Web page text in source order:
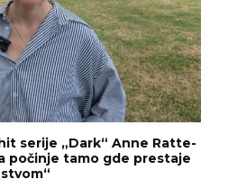
serije „Dark“ Anne Ratte-
počinje tamo gde prestaje